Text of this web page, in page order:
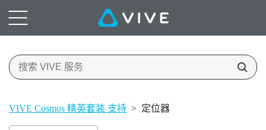
VIVE Cosmos 精英套装 支持 > 定位器